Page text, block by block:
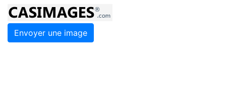
Envoyer une image